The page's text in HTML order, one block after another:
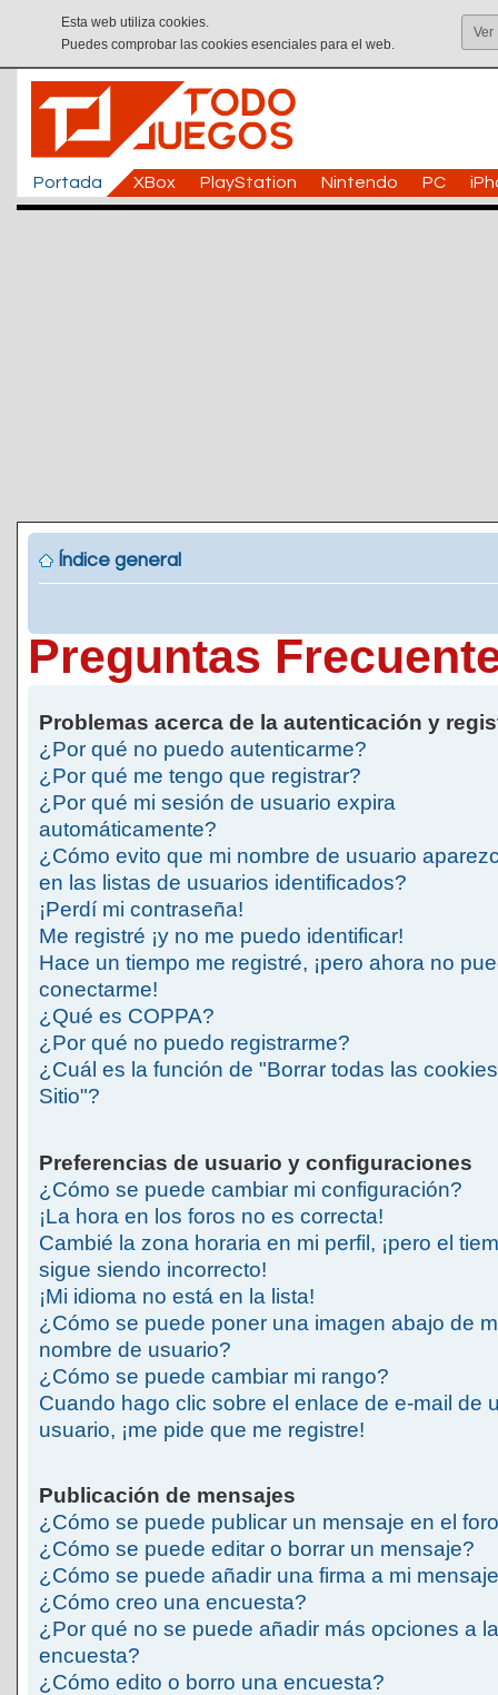
Esta web utiliza cookies.
Puedes comprobar las cookies esenciales para el web.
Ver
Portada XBox PlayStation Nintendo PC
Índice general
Preguntas
Problemas acerca de la autenticación y
¿Por qué no puedo autenticarme?
¿Por qué me tengo que registrar?
¿Por qué mi sesión de usuario expira
automáticamente?
¿Cómo evito que mi nombre de usuario
en las listas de usuarios identificados?
¡Perdí mi contraseña!
Me registré ¡y no me puedo identificar!
Hace un tiempo me registré, ¡pero ahora no
conectarme!
¿Qué es COPPA?
¿Por qué no puedo registrarme?
¿Cuál es la función de "Borrar todas las
Sitio"?
Preferencias de usuario y configuraciones
¿Cómo se puede cambiar mi configuración?
¡La hora en los foros no es correcta!
Cambié la zona horaria en mi perfil, ¡pero el
sigue siendo incorrecto!
¡Mi idioma no está en la lista!
¿Cómo se puede poner una imagen abajo de
nombre de usuario?
¿Cómo se puede cambiar mi rango?
Cuando hago clic sobre el enlace de e-mail de
usuario, ¡me pide que me registre!
Publicación de mensajes
¿Cómo se puede publicar un mensaje en el
¿Cómo se puede editar o borrar un mensaje?
¿Cómo se puede añadir una firma a mi
¿Cómo creo una encuesta?
¿Por qué no se puede añadir más opciones a la
encuesta?
¿Cómo edito o borro una encuesta?